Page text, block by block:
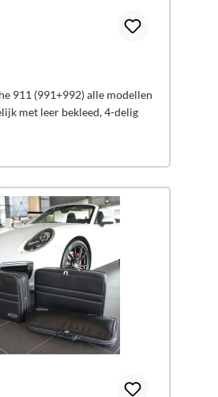
911 (991+992) alle modellen
met leer bekleed, 4-delig